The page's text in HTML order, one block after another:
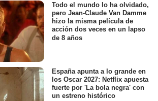
Todo el mundo lo ha olvidado,
pero Jean-Claude Van Damme
hizo la misma película de
acción dos veces en un lapso
de 8 años
España apunta a lo grande en
los Oscar 2027: Netflix apuesta
fuerte por 'La bola negra' con
un estreno histórico